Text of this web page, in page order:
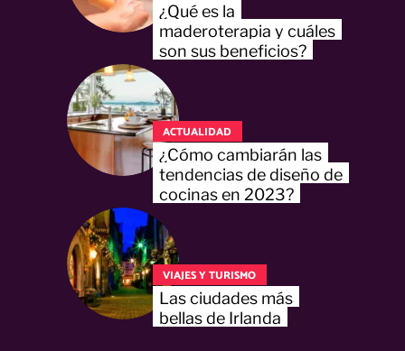
¿Qué es la
maderoterapia y cuáles
son sus beneficios?
ACTUALIDAD
¿Cómo cambiarán las
tendencias de diseño de
cocinas en 2023?
VIAJES Y TURISMO
Las ciudades más
bellas de Irlanda